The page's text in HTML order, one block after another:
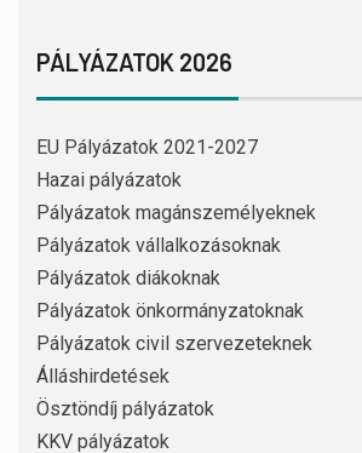
PÁLYÁZATOK 2026
EU Pályázatok 2021-2027
Hazai pályázatok
Pályázatok magánszemélyeknek
Pályázatok vállalkozásoknak
Pályázatok diákoknak
Pályázatok önkormányzatoknak
Pályázatok civil szervezeteknek
Álláshirdetések
Ösztöndíj pályázatok
KKV pályázatok